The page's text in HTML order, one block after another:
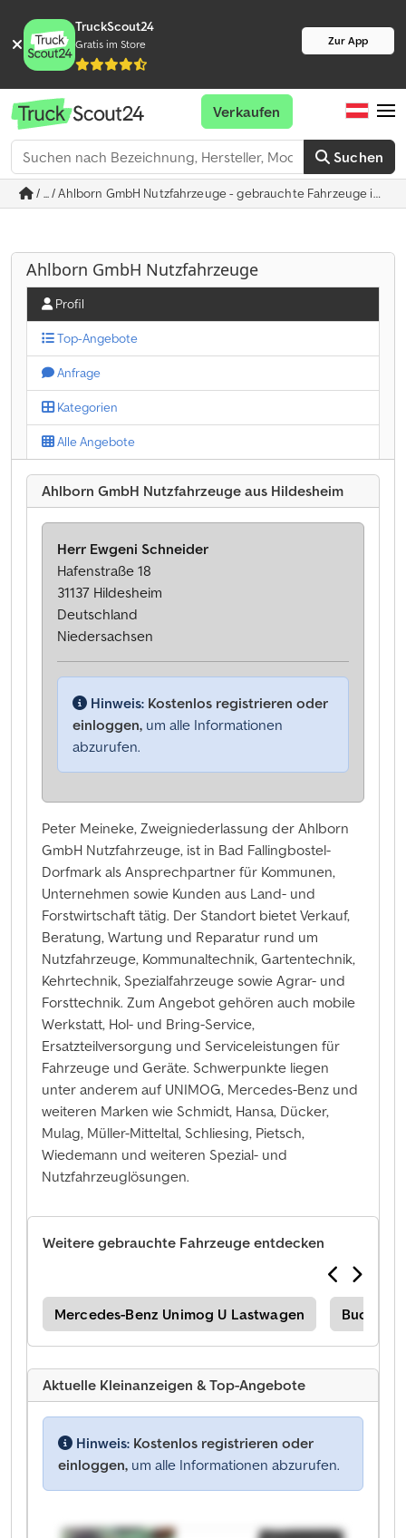
TruckScout24
Gratis im Store Zur App
Suchen
Verkaufen
/ ... / Ahlborn GmbH Nutzfahrzeuge - gebrauchte Fahrzeuge in
Ahlborn GmbH Nutzfahrzeuge
Profil
Top-Angebote
Anfrage
Kategorien
Alle Angebote
Ahlborn GmbH Nutzfahrzeuge aus Hildesheim
Peter Meineke, Zweigniederlassung der Ahlborn
GmbH Nutzfahrzeuge, ist in Bad Fallingbostel-
Dorfmark als Ansprechpartner für Kommunen,
Unternehmen sowie Kunden aus Land- und
Forstwirtschaft tätig. Der Standort bietet Verkauf,
Beratung, Wartung und Reparatur rund um
Nutzfahrzeuge, Kommunaltechnik, Gartentechnik,
Kehrtechnik, Spezialfahrzeuge sowie Agrar- und
Forsttechnik. Zum Angebot gehören auch mobile
Werkstatt, Hol- und Bring-Service,
Ersatzteilversorgung und Serviceleistungen für
Fahrzeuge und Geräte. Schwerpunkte liegen
unter anderem auf UNIMOG, Mercedes-Benz und
weiteren Marken wie Schmidt, Hansa, Dücker,
Mulag, Müller-Mitteltal, Schliesing, Pietsch,
Wiedemann und weiteren Spezial- und
Nutzfahrzeuglösungen.
Herr Ewgeni Schneider
Hafenstraße 18
31137 Hildesheim
Deutschland
Niedersachsen
Hinweis: Kostenlos registrieren oder
einloggen, um alle Informationen
abzurufen.
Weitere gebrauchte Fahrzeuge entdecken
Mercedes-Benz Unimog U Lastwagen Bucher
Aktuelle Kleinanzeigen & Top-Angebote
Hinweis: Kostenlos registrieren oder
einloggen, um alle Informationen abzurufen.